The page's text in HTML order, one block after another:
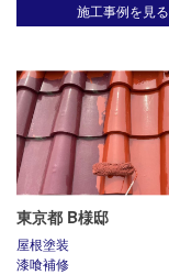
施工事例を見る
東京都 B様邸
屋根塗装
漆喰補修